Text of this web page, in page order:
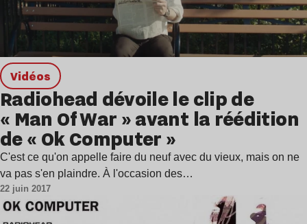
Vidéos
Radiohead dévoile le clip de
« Man Of War » avant la réédition
de « Ok Computer »
C'est ce qu'on appelle faire du neuf avec du vieux, mais on ne
va pas s'en plaindre. À l'occasion des…
22 juin 2017